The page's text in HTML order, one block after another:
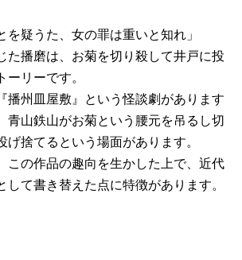
を疑うた、女の罪は重いと知れ」
た播磨は、お菊を切り殺して井戸に投
ーリーです。
播州皿屋敷』という怪談劇があります
青山鉄山がお菊という腰元を吊るし切
げ捨てるという場面があります。
この作品の趣向を生かした上で、近代
して書き替えた点に特徴があります。